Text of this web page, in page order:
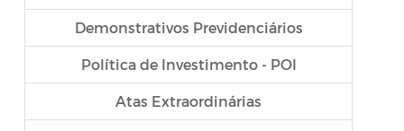
Demonstrativos Previdenciários
Política de Investimento - POI
Atas Extraordinárias